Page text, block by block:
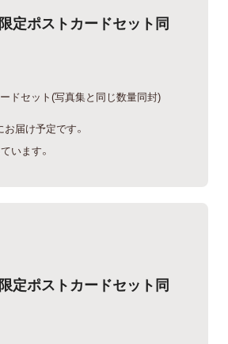
定ポストカードセット同
ドセット(写真集と同じ数量同封)
届け予定です。
います。
定ポストカードセット同